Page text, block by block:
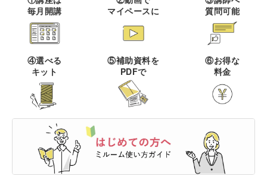
クロスステッチ
オートクチュール刺繍
リボン刺繍
ビーズ刺繍
フランス刺繍
ソウタシエ
クラフトバンド
あみぐるみ
洋裁
アルコールインクアート
コピック
パステルアート
色鉛筆
水彩画
ミニチュア雑貨
スカルプネイル
ネイルケア
ジェルネイル
クレイ
レジンアクセサリー
ワイヤーアクセサリー
ビーズアクセサリー
すべて
キャンドルホルダー
マーブルキャンドル
スイーツキャンドル
ソイキャンドル
ジェルキャンドル
すべて
カリグラフィー
レタリング
ング
すべて
ポーセラーツ
トールペイント
上絵付け
すべて
ペン字
筆文字
ペーパークラフト
すべて
ペーパーアート
ラッピング
すべて
石鹸作り
羊毛フェルト
カービング
ライフスタイル
すべて
整理収納・片付け
多肉植物
すべて
フィットネス
ダンス
クッキング
すべて
ビジネス
すべてカメラ・写真
毎月開講
マイペースに
質問可能
④選べる
キット
⑤補助資料を
PDFで
⑥お得な
料金